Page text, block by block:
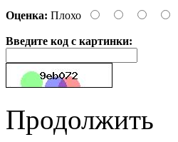
Оценка: Плохо
Введите код с картинки:
Продолжить